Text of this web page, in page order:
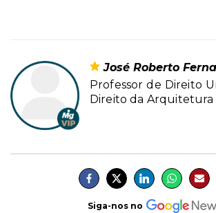
José Roberto
Professor de Direito
Direito da Arquitetura
Siga-nos no